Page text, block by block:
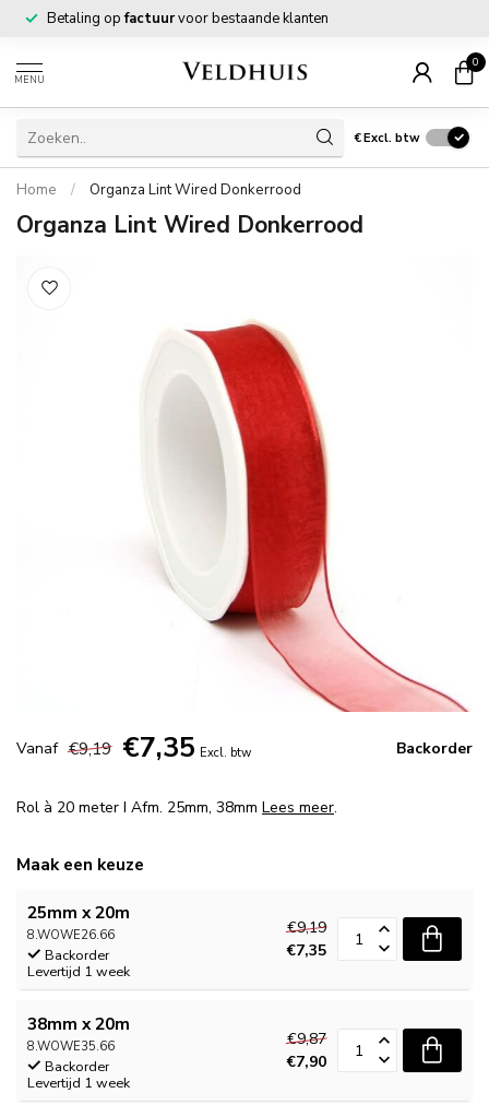
Betaling opfactuurvoor bestaande klanten
MENU
0
€Excl. btw
Home / Organza Lint Wired Donkerrood
Organza Lint Wired Donkerrood
Vanaf €9,19 €7,35 Excl. btw Backorder
Rol à 20 meter I Afm. 25mm, 38mm Lees meer.
Maak een keuze
25mm x 20m
8.WOWE26.66
Backorder
Levertijd 1 week
€9,19
€7,35
38mm x 20m
8.WOWE35.66
Backorder
Levertijd 1 week
€9,87
€7,90